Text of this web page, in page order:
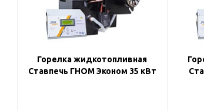
Горелка жидкотопливная
Ставпечь ГНОМ Эконом 35 кВт